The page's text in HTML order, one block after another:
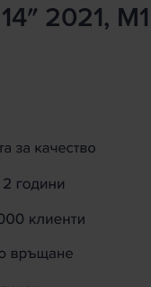
2021,